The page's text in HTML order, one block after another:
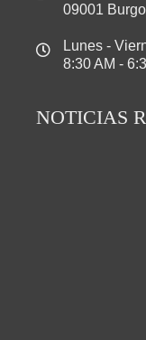
09001
Lunes -
8:30 AM -
NOTICIAS